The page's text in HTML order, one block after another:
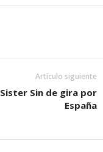
Artículo siguiente
Sister Sin de gira por
España